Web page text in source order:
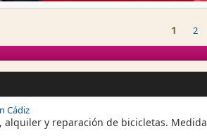
1
2
Cádiz
alquiler y reparación de bicicletas.